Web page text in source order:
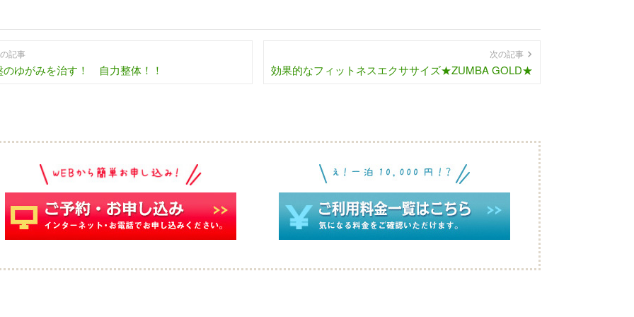
記事
のゆがみを治す！ 自力整体！！
次の記事
効果的なフィットネスエクササイズ★ZUMBA GOLD★